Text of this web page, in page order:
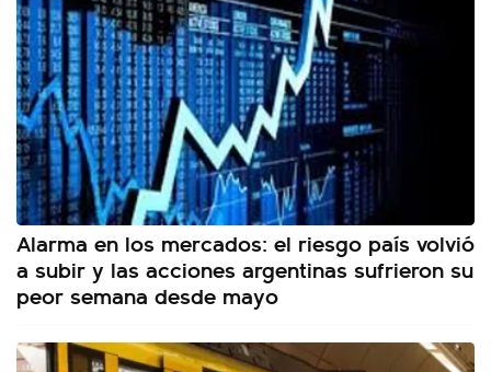
Alarma en los mercados: el riesgo país volvió
a subir y las acciones argentinas sufrieron su
peor semana desde mayo